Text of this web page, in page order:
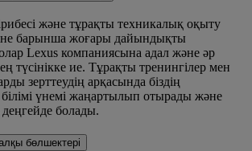
және тұрақты техникалық оқыту
барынша жоғары дайындықты
Lexus компаниясына адал және әр
түсінікке ие. Тұрақты тренингілер мен
зерттеудің арқасында біздің
білімі үнемі жаңартылып отырады және
болады.
бөлшектері